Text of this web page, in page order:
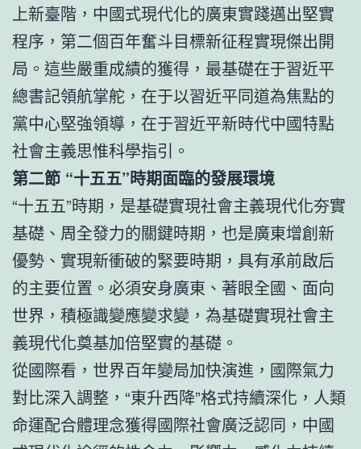
上新臺階，中國式現代化的廣東實踐邁出堅實
程序，第二個百年奮斗目標新征程實現傑出開
局。這些嚴重成績的獲得，最基礎在于習近平
總書記領航掌舵，在于以習近平同道為焦點的
黨中心堅強領導，在于習近平新時代中國特點
社會主義思惟科學指引。
第二節 “十五五”時期面臨的發展環境
“十五五”時期，是基礎實現社會主義現代化夯實
基礎、周全發力的關鍵時期，也是廣東增創新
優勢、實現新衝破的緊要時期，具有承前啟后
的主要位置。必須安身廣東、著眼全國、面向
世界，積極識變應變求變，為基礎實現社會主
義現代化奠基加倍堅實的基礎。
從國際看，世界百年變局加快演進，國際氣力
對比深入調整，“東升西降”格式持續深化，人類
命運配合體理念獲得國際社會廣泛認同，中國